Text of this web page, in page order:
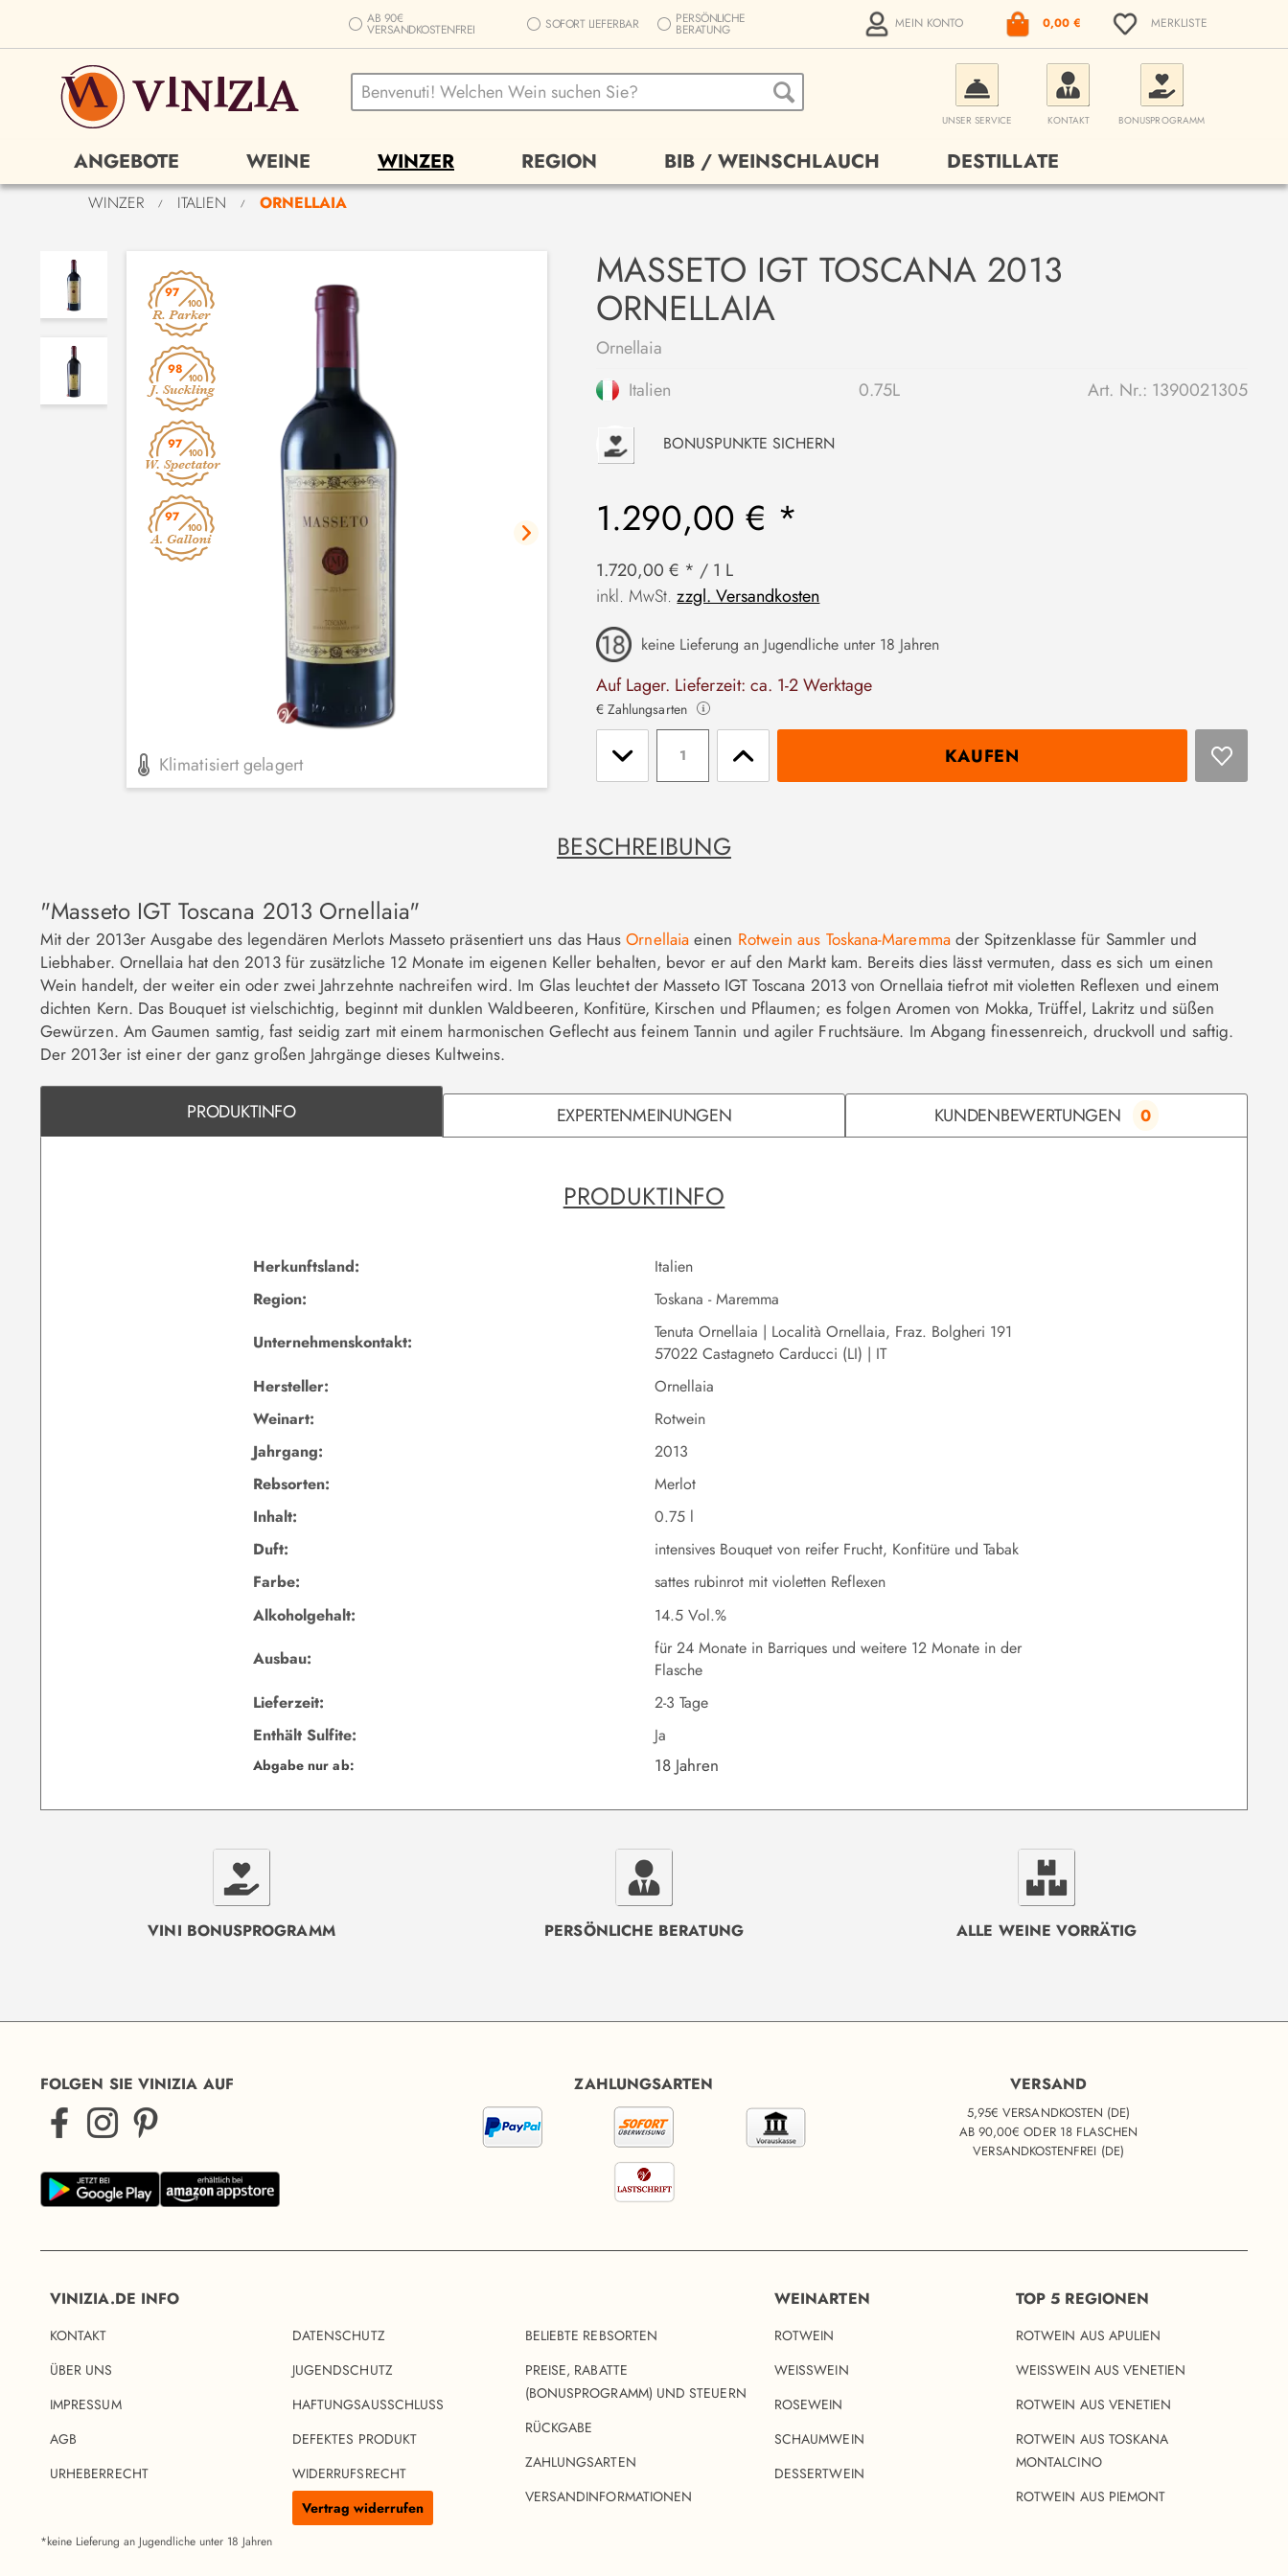
AB 90€
VERSANDKOSTENFREI SOFORT LIEFERBAR PERSÖNLICHE
BERATUNG MEIN KONTO 0,00 € MERKLISTE
UNSER SERVICE KONTAKT BONUSPROGRAMM
ANGEBOTE WEINE WINZER REGION BIB / WEINSCHLAUCH DESTILLATE
WINZER / ITALIEN / ORNELLAIA
97
98
97
97
Klimatisiert gelagert
MASSETO IGT TOSCANA 2013
ORNELLAIA
Ornellaia
Italien
0.75L Art. Nr.: 1390021305
P BONUSPUNKTE SICHERN
1.290,00 € *
1.720,00 € * / 1 L
inkl. MwSt.zzgl. Versandkosten
keine Lieferung an Jugendliche unter 18 Jahren
Auf Lager. Lieferzeit: ca. 1-2 Werktage
€ Zahlungsarten
KAUFEN
BESCHREIBUNG
"Masseto IGT Toscana 2013 Ornellaia"
Mit der 2013er Ausgabe des legendären Merlots Masseto präsentiert uns das HausOrnellaia einen Rotwein aus Toskana-Maremmader Spitzenklasse für Sammler und
Liebhaber. Ornellaia hat den 2013 für zusätzliche 12 Monate im eigenen Keller behalten, bevor er auf den Markt kam. Bereits dies lässt vermuten, dass es sich um einen
Wein handelt, der weiter ein oder zwei Jahrzehnte nachreifen wird. Im Glas leuchtet der Masseto IGT Toscana 2013 von Ornellaia tiefrot mit violetten Reflexen und einem
dichten Kern. Das Bouquet ist vielschichtig, beginnt mit dunklen Waldbeeren, Konfitüre, Kirschen und Pflaumen; es folgen Aromen von Mokka, Trüffel, Lakritz und süßen
Gewürzen. Am Gaumen samtig, fast seidig zart mit einem harmonischen Geflecht aus feinem Tannin und agiler Fruchtsäure. Im Abgang finessenreich, druckvoll und saftig.
Der 2013er ist einer der ganz großen Jahrgänge dieses Kultweins.
PRODUKTINFO EXPERTENMEINUNGEN KUNDENBEWERTUNGEN 0
PRODUKTINFO
Herkunftsland:
Italien
Region:
Toskana - Maremma
Unternehmenskontakt:
Tenuta Ornellaia | Località Ornellaia, Fraz. Bolgheri 191
57022 Castagneto Carducci (LI) | IT
Hersteller:
Ornellaia
Weinart:
Rotwein
Jahrgang:
2013
Rebsorten:
Merlot
Inhalt:
0.75 l
Duft:
intensives Bouquet von reifer Frucht, Konfitüre und Tabak
Farbe:
sattes rubinrot mit violetten Reflexen
Alkoholgehalt:
14.5 Vol.%
Ausbau:
für 24 Monate in Barriques und weitere 12 Monate in der
Flasche
Lieferzeit:
2-3 Tage
Enthält Sulfite:
Ja
Abgabe nur ab: 18 Jahren
VINI BONUSPROGRAMM PERSÖNLICHE BERATUNG ALLE WEINE VORRÄTIG
FOLGEN SIE VINIZIA AUF ZAHLUNGSARTEN VERSAND
5,95€ VERSANDKOSTEN (DE)
AB 90,00€ ODER 18 FLASCHEN
VERSANDKOSTENFREI (DE)
VINIZIA.DE INFO
KONTAKT
ÜBER UNS
IMPRESSUM
AGB
URHEBERRECHT
DATENSCHUTZ
JUGENDSCHUTZ
HAFTUNGSAUSSCHLUSS
DEFEKTES PRODUKT
WIDERRUFSRECHT
Vertrag widerrufen
BELIEBTE REBSORTEN
PREISE, RABATTE
(BONUSPROGRAMM) UND STEUERN
RÜCKGABE
ZAHLUNGSARTEN
VERSANDINFORMATIONEN
WEINARTEN
ROTWEIN
WEISSWEIN
ROSEWEIN
SCHAUMWEIN
DESSERTWEIN
TOP 5 REGIONEN
ROTWEIN AUS APULIEN
WEISSWEIN AUS VENETIEN
ROTWEIN AUS VENETIEN
ROTWEIN AUS TOSKANA
MONTALCINO
ROTWEIN AUS PIEMONT
*keine Lieferung an Jugendliche unter 18 Jahren